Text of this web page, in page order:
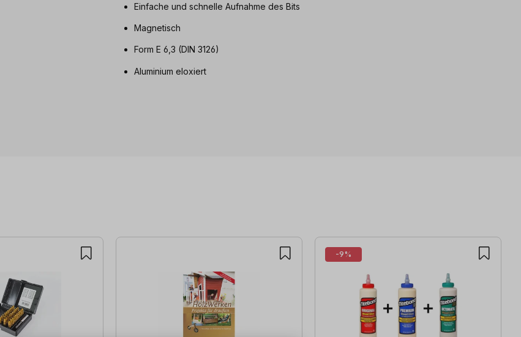
Einfache und schnelle Aufnahme des Bits
Magnetisch
Form E 6,3 (DIN 3126)
Aluminium eloxiert
-9%